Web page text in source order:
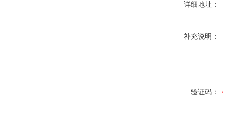
详细地址：
补充说明：
验证码：